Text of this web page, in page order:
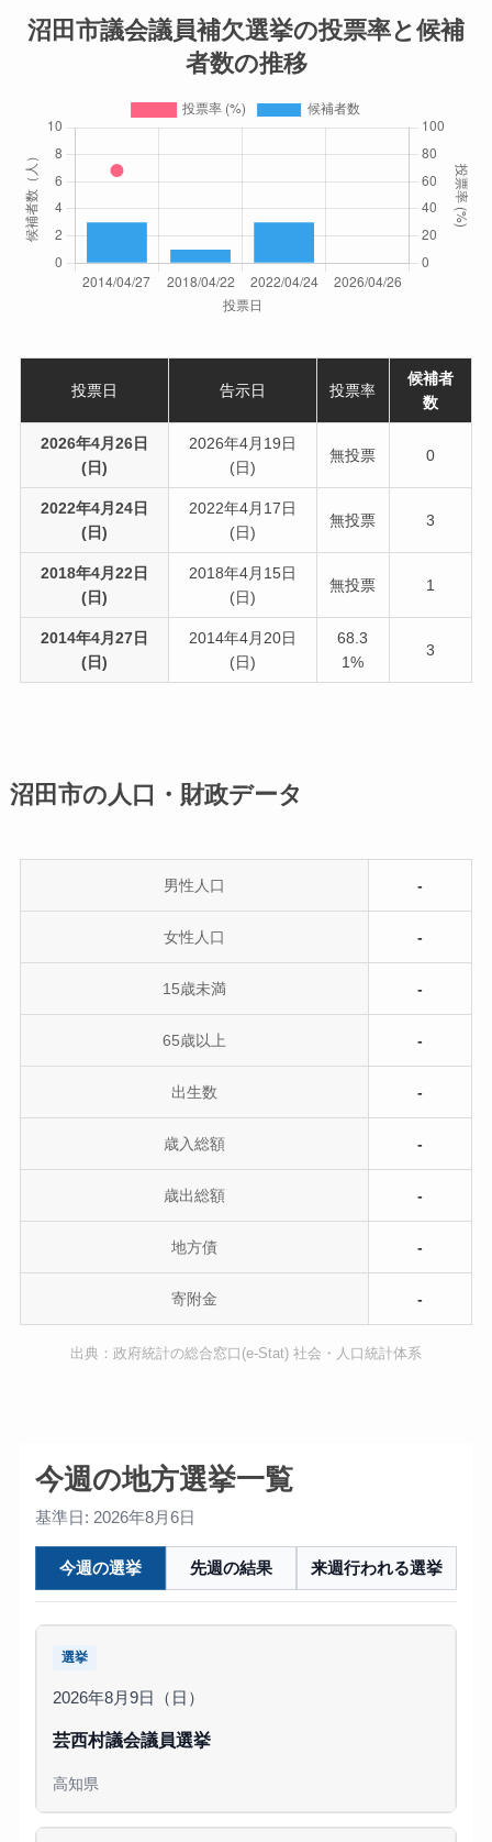
沼田市議会議員補欠選挙の投票率と候補
者数の推移
投票日 告示日 投票率
候補者
数
2026年4月26日
(日)
2026年4月19日
(日)
無投票 0
2022年4月24日
(日)
2022年4月17日
(日)
無投票 3
2018年4月22日
(日)
2018年4月15日
(日)
無投票 1
2014年4月27日
(日)
2014年4月20日
(日)
68.3
1%
3
沼田市の人口・財政データ
男性人口 -
女性人口 -
15歳未満 -
65歳以上 -
出生数 -
歳入総額 -
歳出総額 -
地方債 -
寄附金 -
出典：政府統計の総合窓口(e-Stat) 社会・人口統計体系
今週の地方選挙一覧
基準日: 2026年8月6日
今週の選挙 先週の結果 来週行われる選挙
選挙
2026年8月9日（日）
芸西村議会議員選挙
高知県